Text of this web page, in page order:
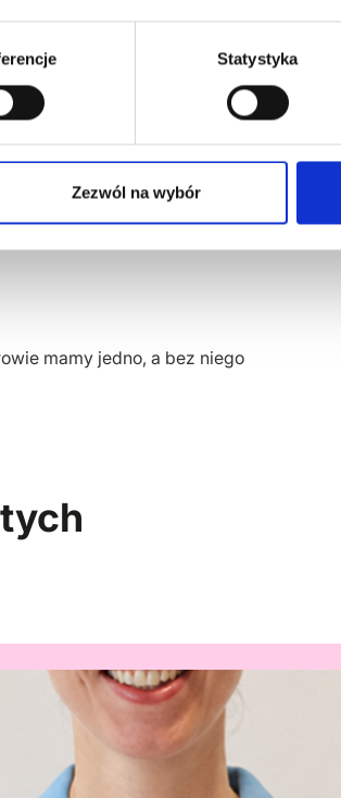
Statystyka
Zezwól na wybór
mają podłoże w zupełnie innym
Bardzo często nie jest to
mamy jedno, a bez niego